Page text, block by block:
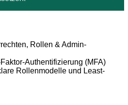
Rollen & Admin-
Authentifizierung (MFA)
Rollenmodelle und Least-